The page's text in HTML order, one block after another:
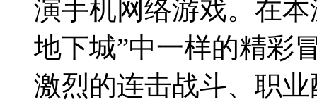
演手机网络游戏。在
地下城”中一样的精彩
激烈的连击战斗、职